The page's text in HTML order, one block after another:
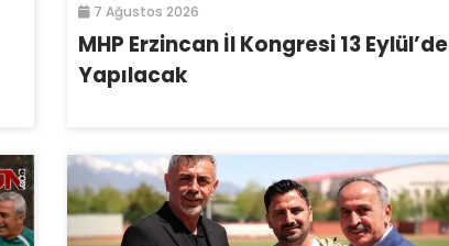
7 Ağustos 2026
MHP Erzincan İl Kongresi 13 Eylül’de
Yapılacak